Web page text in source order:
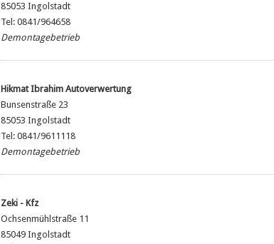
85053 Ingolstadt
Tel: 0841/964658
Demontagebetrieb
Hikmat Ibrahim Autoverwertung
Bunsenstraße 23
85053 Ingolstadt
Tel: 0841/9611118
Demontagebetrieb
Zeki - Kfz
Ochsenmühlstraße 11
85049 Ingolstadt